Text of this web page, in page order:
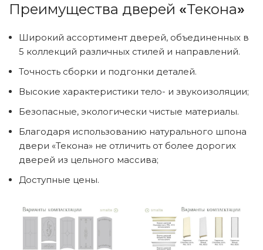
Преимущества дверей «Текона»
Широкий ассортимент дверей, объединенных в
5 коллекций различных стилей и направлений.
Точность сборки и подгонки деталей.
Высокие характеристики тело- и звукоизоляции;
Безопасные, экологически чистые материалы.
Благодаря использованию натурального шпона
двери «Текона» не отличить от более дорогих
дверей из цельного массива;
Доступные цены.